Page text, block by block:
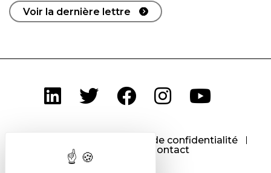
Voir la dernière lettre
Politique de confidentialité
Contact